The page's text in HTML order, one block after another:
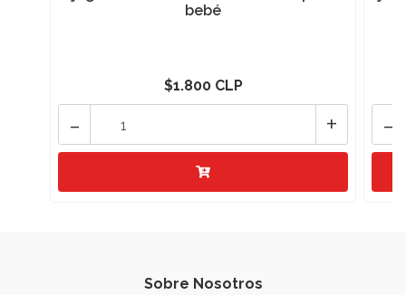
bebé
$1.800 CLP
+
- -
Sobre Nosotros